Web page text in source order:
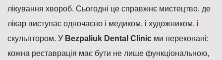
лікування хвороб. Сьогодні це справжнє мистецтво, де
лікар виступає одночасно і медиком, і художником, і
скульптором. У Bezpaliuk Dental Clinic ми переконані:
кожна реставрація має бути не лише функціональною,